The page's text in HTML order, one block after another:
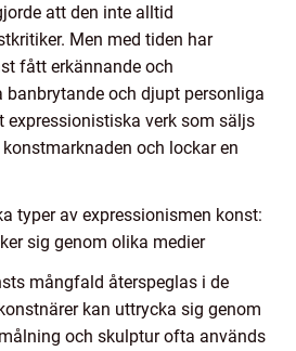
att den inte alltid
Men med tiden har
fått erkännande och
och djupt personliga
expressionistiska verk som säljs
och lockar en
typer av expressionismen konst:
sig genom olika medier
mångfald återspeglas i de
kan uttrycka sig genom
och skulptur ofta används